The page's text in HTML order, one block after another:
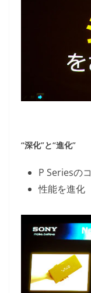
“深化”と“進化”
P Seriesの
性能を進化